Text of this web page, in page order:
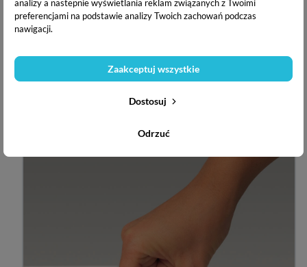
analizy a nastepnie wyświetlania reklam związanych z Twoimi
preferencjami na podstawie analizy Twoich zachowań podczas
nawigacji.
Odrzuć
Dostosuj
Zaakceptuj wszystkie